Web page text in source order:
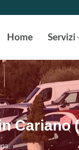
Home Servizi
Cariano